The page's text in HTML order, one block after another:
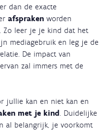
dan de exacte
afspraken worden
Zo leer je je kind dat het
mediagebruik en leg je de
De impact van
zal immers met de
jullie kan en niet kan en
met je kind. Duidelijke
al belangrijk, je voorkomt